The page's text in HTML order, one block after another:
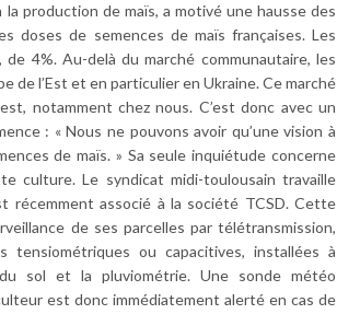
la production de maïs, a motivé une hausse des
doses de semences de maïs françaises. Les
4%. Au-delà du marché communautaire, les
de l’Est et en particulier en Ukraine. Ce marché
notamment chez nous. C’est donc avec un
: « Nous ne pouvons avoir qu’une vision à
de maïs. » Sa seule inquiétude concerne
culture. Le syndicat midi-toulousain travaille
récemment associé à la société TCSD. Cette
de ses parcelles par télétransmission,
ou capacitives, installées à
sol et la pluviométrie. Une sonde météo
est donc immédiatement alerté en cas de